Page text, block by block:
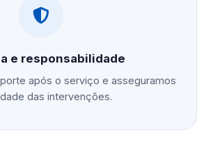
e responsabilidade
após o serviço e asseguramos
das intervenções.